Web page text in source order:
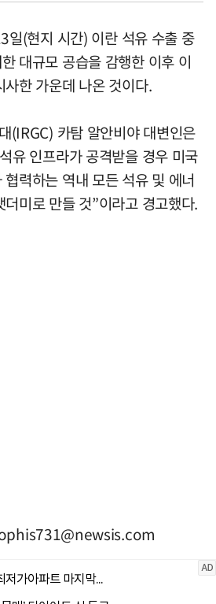
일(현지 시간) 이란 석유 수출 중
대규모 공습을 감행한 이후 이
한 가운데 나온 것이다.
(IRGC) 카탐 알안비야 대변인은
유 인프라가 공격받을 경우 미국
력하는 역내 모든 석유 및 에너
미로 만들 것”이라고 경고했다.